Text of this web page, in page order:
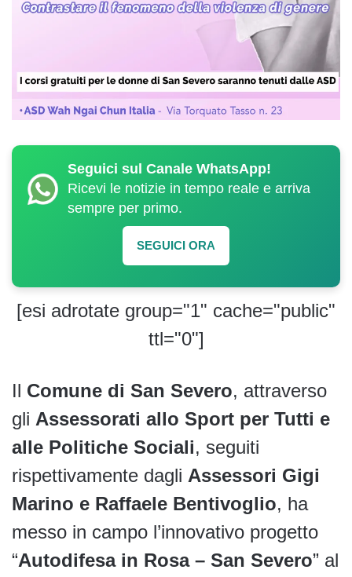
Seguici sul Canale WhatsApp!
Ricevi le notizie in tempo reale e arriva
sempre per primo.
SEGUICI ORA
[esi adrotate group="1" cache="public"
ttl="0"]
Il Comune di San Severo, attraverso
gli Assessorati allo Sport per Tutti e
alle Politiche Sociali, seguiti
rispettivamente dagli Assessori Gigi
Marino e Raffaele Bentivoglio, ha
messo in campo l’innovativo progetto
“Autodifesa in Rosa – San Severo” al